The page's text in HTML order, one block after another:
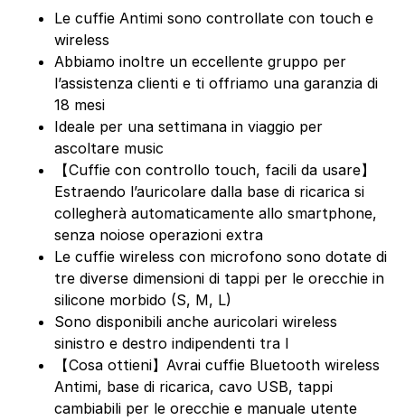
Le cuffie Antimi sono controllate con touch e
wireless
Abbiamo inoltre un eccellente gruppo per
l’assistenza clienti e ti offriamo una garanzia di
18 mesi
Ideale per una settimana in viaggio per
ascoltare music
【Cuffie con controllo touch, facili da usare】
Estraendo l’auricolare dalla base di ricarica si
collegherà automaticamente allo smartphone,
senza noiose operazioni extra
Le cuffie wireless con microfono sono dotate di
tre diverse dimensioni di tappi per le orecchie in
silicone morbido (S, M, L)
Sono disponibili anche auricolari wireless
sinistro e destro indipendenti tra l
【Cosa ottieni】Avrai cuffie Bluetooth wireless
Antimi, base di ricarica, cavo USB, tappi
cambiabili per le orecchie e manuale utente